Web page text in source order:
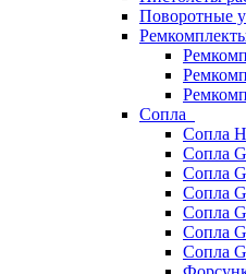
Поворотные
Сопла
Сопла
Сопла
Сопла
Сопла
Сопла
Сопла
Сопла